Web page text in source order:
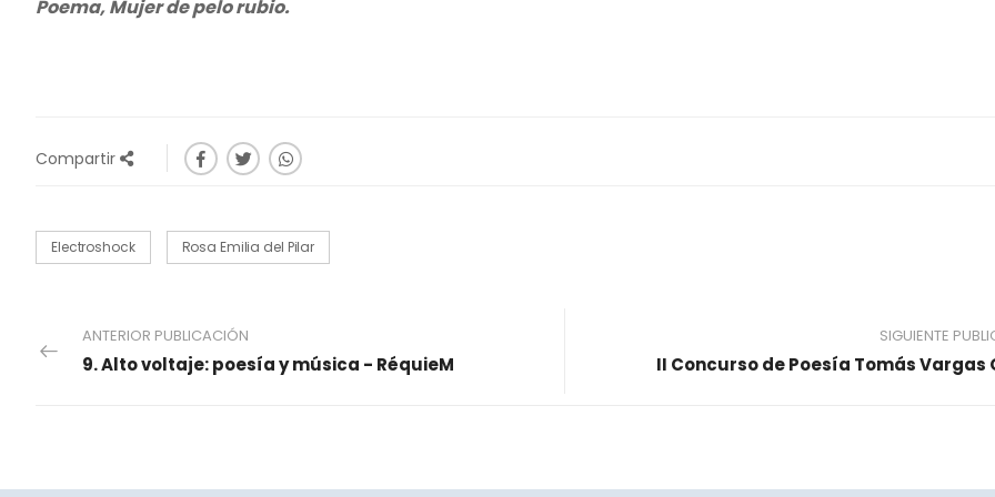
Poema, Mujer de pelo rubio.
Compartir
Electroshock Rosa Emilia del Pilar
ANTERIOR PUBLICACIÓN
9. Alto voltaje: poesía y música - RéquieM
SIGUIENTE
II Concurso de Poesía Tomás Vargas